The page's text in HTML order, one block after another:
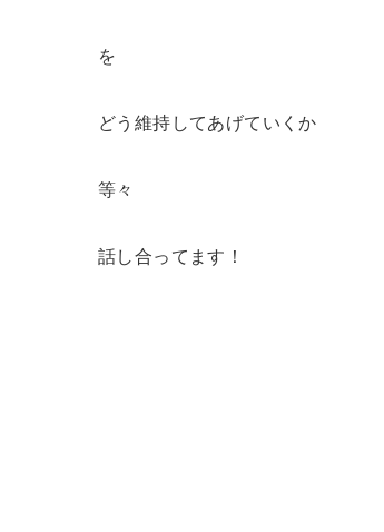
を
どう維持してあげていくか
等々
話し合ってます！